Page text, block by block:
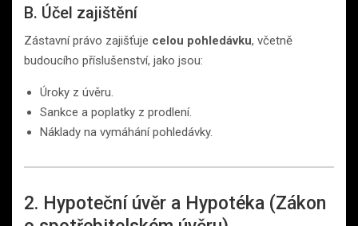
B. Účel zajištění
Zástavní právo zajišťuje celou pohledávku, včetně
budoucího příslušenství, jako jsou:
Úroky z úvěru.
Sankce a poplatky z prodlení.
Náklady na vymáhání pohledávky.
2. Hypoteční úvěr a Hypotéka (Zákon